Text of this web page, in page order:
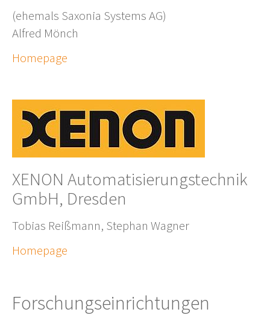
(ehemals Saxonia Systems AG)
Alfred Mönch
Homepage
XENON Automatisierungstechnik
GmbH, Dresden
Tobias Reißmann, Stephan Wagner
Homepage
Forschungs­einrichtungen